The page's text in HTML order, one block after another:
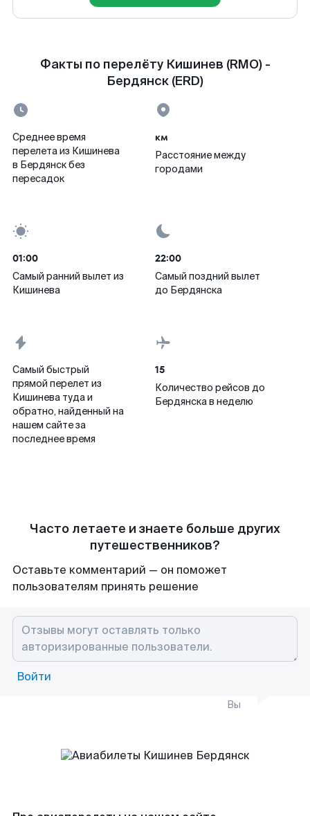
Факты по перелёту Кишинев (RMO) -
Бердянск (ERD)
Среднее время
перелета из Кишинева
в Бердянск без
пересадок
км
Расстояние между
городами
01:00
Самый ранний вылет из
Кишинева
22:00
Самый поздний вылет
до Бердянска
Самый быстрый
прямой перелет из
Кишинева туда и
обратно, найденный на
нашем сайте за
последнее время
15
Количество рейсов до
Бердянска в неделю
Часто летаете и знаете больше других
путешественников?
Оставьте комментарий — он поможет
пользователям принять решение
Войти
Вы